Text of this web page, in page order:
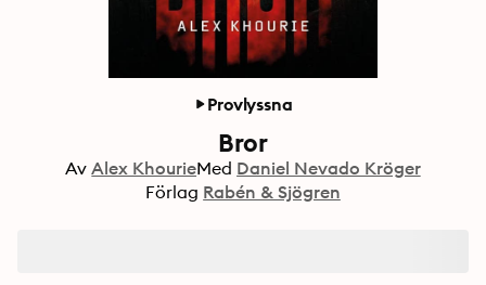
Provlyssna
Bror
Av Alex KhourieMed Daniel Nevado Kröger
Förlag Rabén & Sjögren